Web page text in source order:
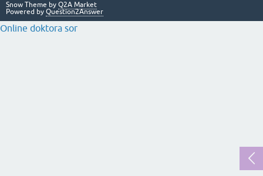
Snow Theme by Q2A Market
Powered by Question2Answer
Online doktora sor